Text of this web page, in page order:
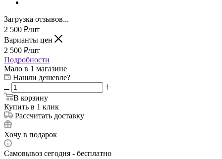
Загрузка отзывов...
2 500 ₽/шт
Варианты цен
2 500 ₽/шт
Подробности
Мало в 1 магазине
Нашли дешевле?
В корзину
Купить в 1 клик
Рассчитать доставку
Хочу в подарок
Самовывоз сегодня - бесплатно